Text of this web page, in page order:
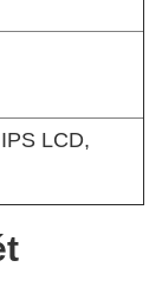
LCD,